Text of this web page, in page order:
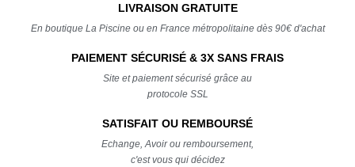
LIVRAISON GRATUITE
En boutique La Piscine ou en France métropolitaine dès 90€ d'achat
PAIEMENT SÉCURISÉ & 3X SANS FRAIS
Site et paiement sécurisé grâce au
protocole SSL
SATISFAIT OU REMBOURSÉ
Echange, Avoir ou remboursement,
c'est vous qui décidez